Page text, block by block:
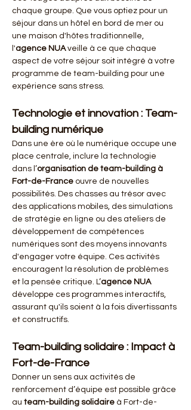
chaque groupe. Que vous optiez pour un
séjour dans un hôtel en bord de mer ou
une maison d'hôtes traditionnelle,
l'agence NUA veille à ce que chaque
aspect de votre séjour soit intégré à votre
programme de team-building pour une
expérience sans stress.
Technologie et innovation : Team-
building numérique
Dans une ère où le numérique occupe une
place centrale, inclure la technologie
dans l’organisation de team-building à
Fort-de-France ouvre de nouvelles
possibilités. Des chasses au trésor avec
des applications mobiles, des simulations
de stratégie en ligne ou des ateliers de
développement de compétences
numériques sont des moyens innovants
d'engager votre équipe. Ces activités
encouragent la résolution de problèmes
et la pensée critique. L’agence NUA
développe ces programmes interactifs,
assurant qu'ils soient à la fois divertissants
et constructifs.
Team-building solidaire : Impact à
Fort-de-France
Donner un sens aux activités de
renforcement d’équipe est possible grâce
au team-building solidaire à Fort-de-